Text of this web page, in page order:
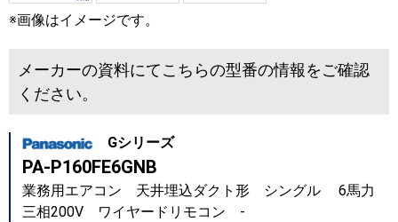
※画像はイメージです。
メーカーの資料にてこちらの型番の情報をご確認
ください。
Gシリーズ
PA-P160FE6GNB
業務用エアコン 天井埋込ダクト形 シングル 6馬力
三相200V ワイヤードリモコン -